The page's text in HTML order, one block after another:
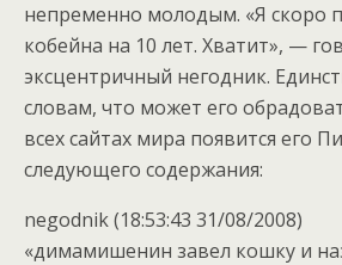
непременно молодым. «Я скоро
кобейна на 10 лет. Хватит», —
эксцентричный негодник.
словам, что может его
всех сайтах мира появится его
следующего содержания:
negodnik (18:53:43 31/08/2008)
«димамишенин завел кошку и